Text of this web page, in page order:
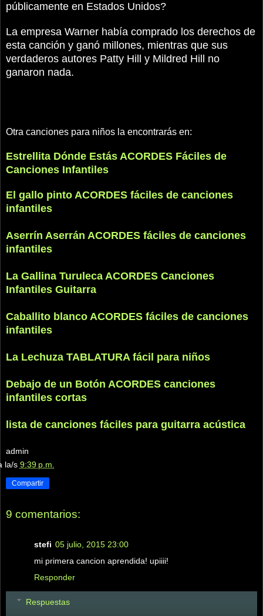
públicamente en Estados Unidos?
La empresa Warner había comprado los derechos de
esta canción y ganó millones, mientras que sus
verdaderos autores Patty Hill y Mildred Hill no
ganaron nada.
Otra canciones para niños la encontrarás en:
Estrellita Dónde Estás ACORDES Fáciles de
Canciones Infantiles
El gallo pinto ACORDES fáciles de canciones
infantiles
Aserrín Aserrán ACORDES fáciles de canciones
infantiles
La Gallina Turuleca ACORDES Canciones
Infantiles Guitarra
Caballito blanco ACORDES fáciles de canciones
infantiles
La Lechuza TABLATURA fácil para niños
Debajo de un Botón ACORDES canciones
infantiles cortas
lista de canciones fáciles para guitarra acústica
admin
la/s 9:39 p.m.
Compartir
9 comentarios:
stefi 05 julio, 2015 23:00
mi primera cancion aprendida! upiiii!
Responder
Respuestas